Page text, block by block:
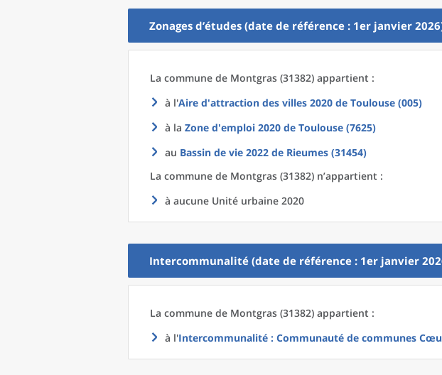
Zonages d’études (date de référence : 1er janvier
La commune de Montgras (31382) appartient :
à l'Aire d'attraction des villes 2020 de Toulouse (005)
à la Zone d'emploi 2020 de Toulouse (7625)
au Bassin de vie 2022 de Rieumes (31454)
La commune de Montgras (31382) n’appartient :
à aucune Unité urbaine 2020
Intercommunalité (date de référence : 1er janvier
La commune de Montgras (31382) appartient :
à l'Intercommunalité : Communauté de communes